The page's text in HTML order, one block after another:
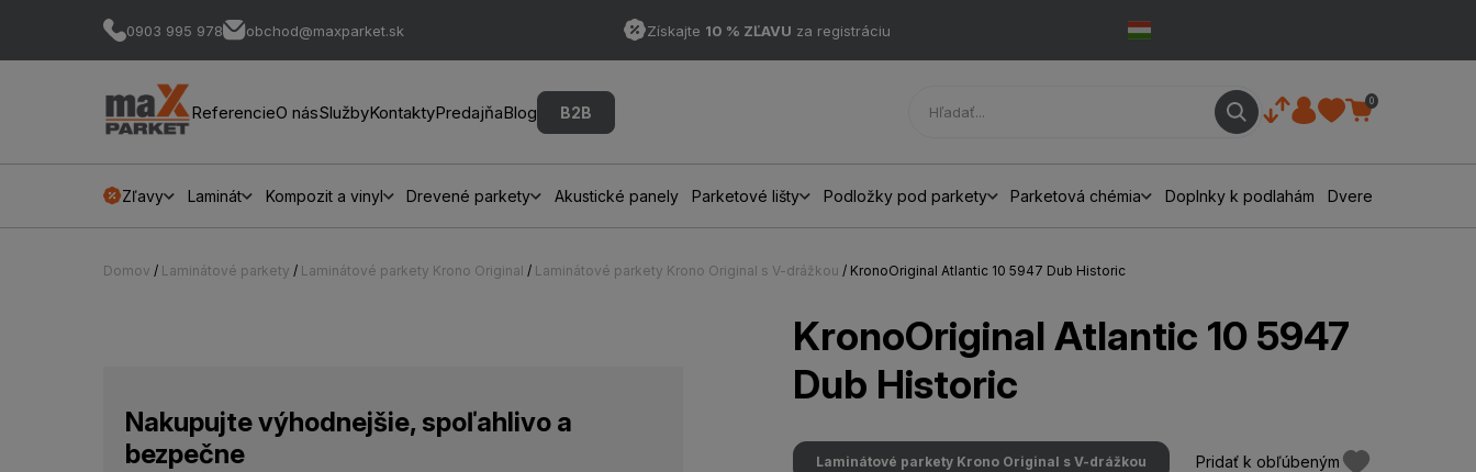
0903 995 978 obchod@maxparket.sk Získajte 10 % ZĽAVU za registráciu
ReferencieO násSlužbyKontaktyPredajňaBlog B2B
0
Zľavy Laminát Kompozit a vinyl Drevené parkety Akustické panely Parketové lišty Podložky pod parkety Parketová chémia Doplnky k podlahám Dvere
Domov / Laminátové parkety / Laminátové parkety Krono Original / Laminátové parkety Krono Original s V-drážkou / KronoOriginal Atlantic 10 5947 Dub Historic
Nakupujte výhodnejšie, spoľahlivo a
bezpečne
KronoOriginal Atlantic 10 5947
Dub Historic
Laminátové parkety Krono Original s V-drážkou Pridať k obľúbeným